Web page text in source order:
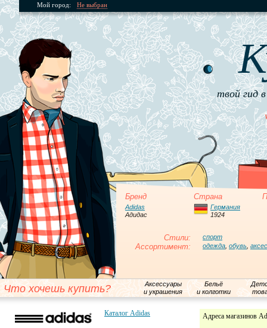
Мой город: Не выбран
твой гид
Бренд Страна
Adidas
Адидас
Германия
1924
Стили: спорт
Ассортимент: одежда обувь
Что хочешь купить?
Аксессуары
и украшения
Бельё
и колготки
Каталог Adidas Адреса магазинов